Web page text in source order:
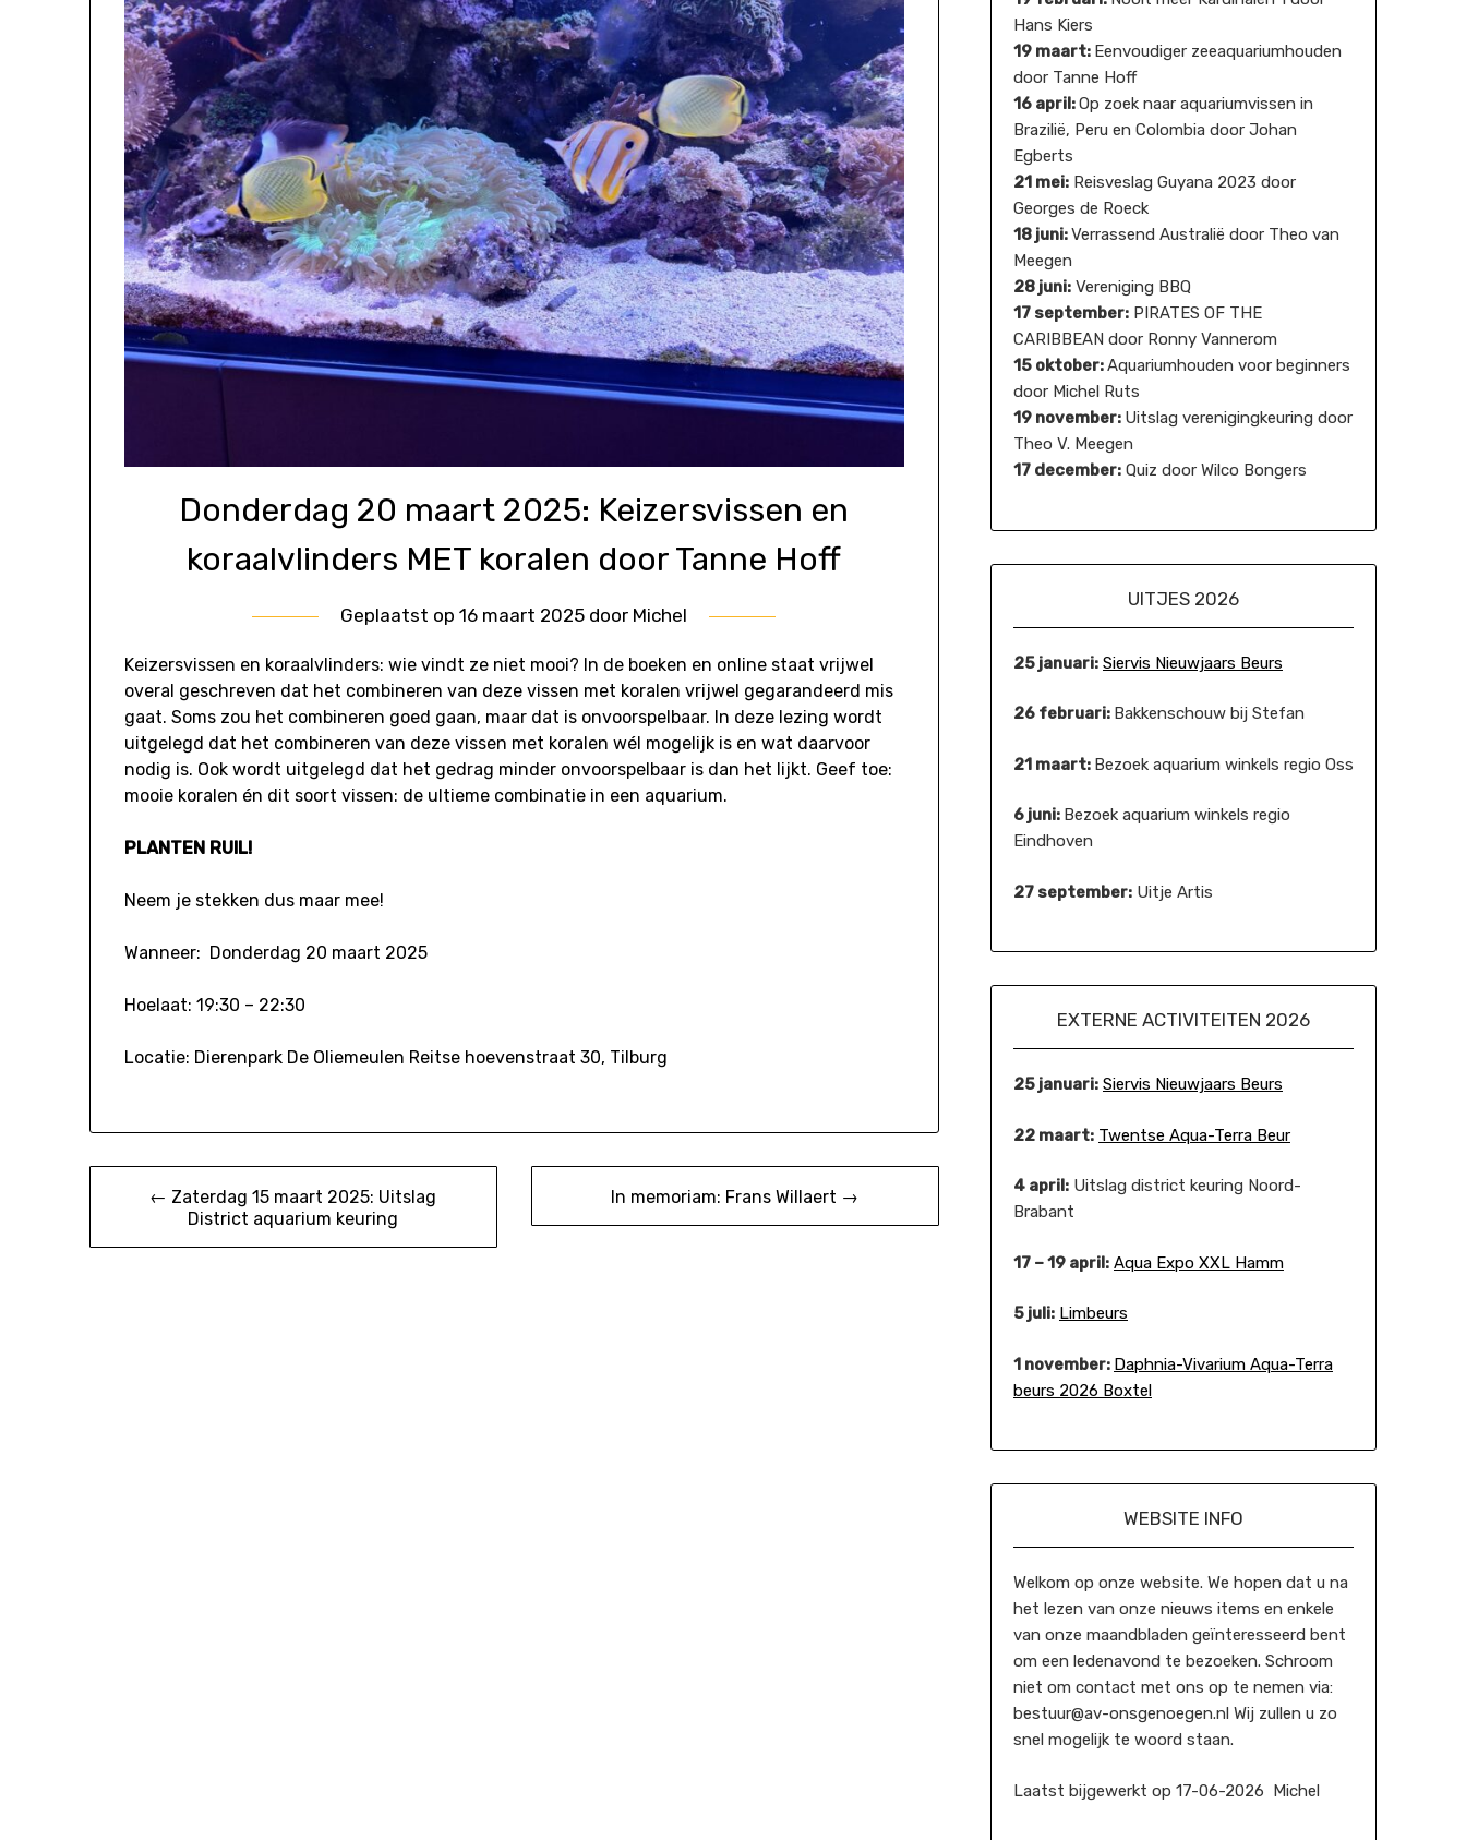
Donderdag 20 maart 2025: Keizersvissen en
koraalvlinders MET koralen door Tanne Hoff
Geplaatst op16 maart 2025 door Michel
Keizersvissen en koraalvlinders: wie vindt ze niet mooi? In de boeken en online staat vrijwel
overal geschreven dat het combineren van deze vissen met koralen vrijwel gegarandeerd mis
gaat. Soms zou het combineren goed gaan, maar dat is onvoorspelbaar. In deze lezing wordt
uitgelegd dat het combineren van deze vissen met koralen wél mogelijk is en wat daarvoor
nodig is. Ook wordt uitgelegd dat het gedrag minder onvoorspelbaar is dan het lijkt. Geef toe:
mooie koralen én dit soort vissen: de ultieme combinatie in een aquarium.
PLANTEN RUIL!
Neem je stekken dus maar mee!
Wanneer: Donderdag 20 maart 2025
Hoelaat: 19:30 – 22:30
Locatie: Dierenpark De Oliemeulen Reitse hoevenstraat 30, Tilburg
Bericht
navigatie
← Zaterdag 15 maart 2025: Uitslag
District aquarium keuring
In memoriam: Frans Willaert →
Hans Kiers
19 maart: Eenvoudiger zeeaquariumhouden
door Tanne Hoff
16 april:Op zoek naar aquariumvissen in
Brazilië, Peru en Colombia door Johan
Egberts
21 mei:Reisveslag Guyana 2023 door
Georges de Roeck
18 juni:Verrassend Australië door Theo van
Meegen
28 juni:Vereniging BBQ
17 september:PIRATES OF THE
CARIBBEAN door Ronny Vannerom
15 oktober:Aquariumhouden voor beginners
door Michel Ruts
19 november: Uitslag verenigingkeuring door
Theo V. Meegen
17 december:Quiz door Wilco Bongers
UITJES 2026
25 januari: Siervis Nieuwjaars Beurs
26 februari: Bakkenschouw bij Stefan
21 maart: Bezoek aquarium winkels regio Oss
6 juni: Bezoek aquarium winkels regio
Eindhoven
27 september:Uitje Artis
EXTERNE ACTIVITEITEN 2026
25 januari: Siervis Nieuwjaars Beurs
22 maart: Twentse Aqua-Terra Beur
4 april:Uitslag district keuring Noord-
Brabant
17 – 19 april: Aqua Expo XXL Hamm
5 juli: Limbeurs
1 november: Daphnia-Vivarium Aqua-Terra
beurs 2026 Boxtel
WEBSITE INFO
Welkom op onze website. We hopen dat u na
het lezen van onze nieuws items en enkele
van onze maandbladen geïnteresseerd bent
om een ledenavond te bezoeken. Schroom
niet om contact met ons op te nemen via:
bestuur@av-onsgenoegen.nl Wij zullen u zo
snel mogelijk te woord staan.
Laatst bijgewerkt op 17-06-2026 Michel